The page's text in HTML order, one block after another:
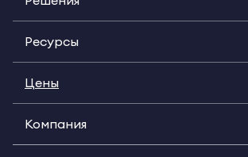
Ресурсы
Цены
Компания